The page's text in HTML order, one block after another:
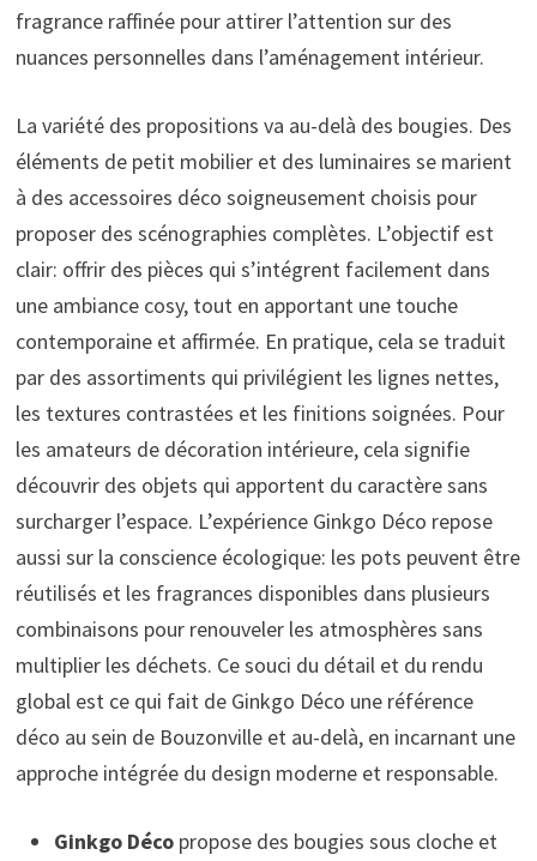
fragrance raffinée pour attirer l’attention sur des
nuances personnelles dans l’aménagement intérieur.
La variété des propositions va au-delà des bougies. Des
éléments de petit mobilier et des luminaires se marient
à des accessoires déco soigneusement choisis pour
proposer des scénographies complètes. L’objectif est
clair: offrir des pièces qui s’intégrent facilement dans
une ambiance cosy, tout en apportant une touche
contemporaine et affirmée. En pratique, cela se traduit
par des assortiments qui privilégient les lignes nettes,
les textures contrastées et les finitions soignées. Pour
les amateurs de décoration intérieure, cela signifie
découvrir des objets qui apportent du caractère sans
surcharger l’espace. L’expérience Ginkgo Déco repose
aussi sur la conscience écologique: les pots peuvent être
réutilisés et les fragrances disponibles dans plusieurs
combinaisons pour renouveler les atmosphères sans
multiplier les déchets. Ce souci du détail et du rendu
global est ce qui fait de Ginkgo Déco une référence
déco au sein de Bouzonville et au-delà, en incarnant une
approche intégrée du design moderne et responsable.
Ginkgo Décopropose des bougies sous cloche et